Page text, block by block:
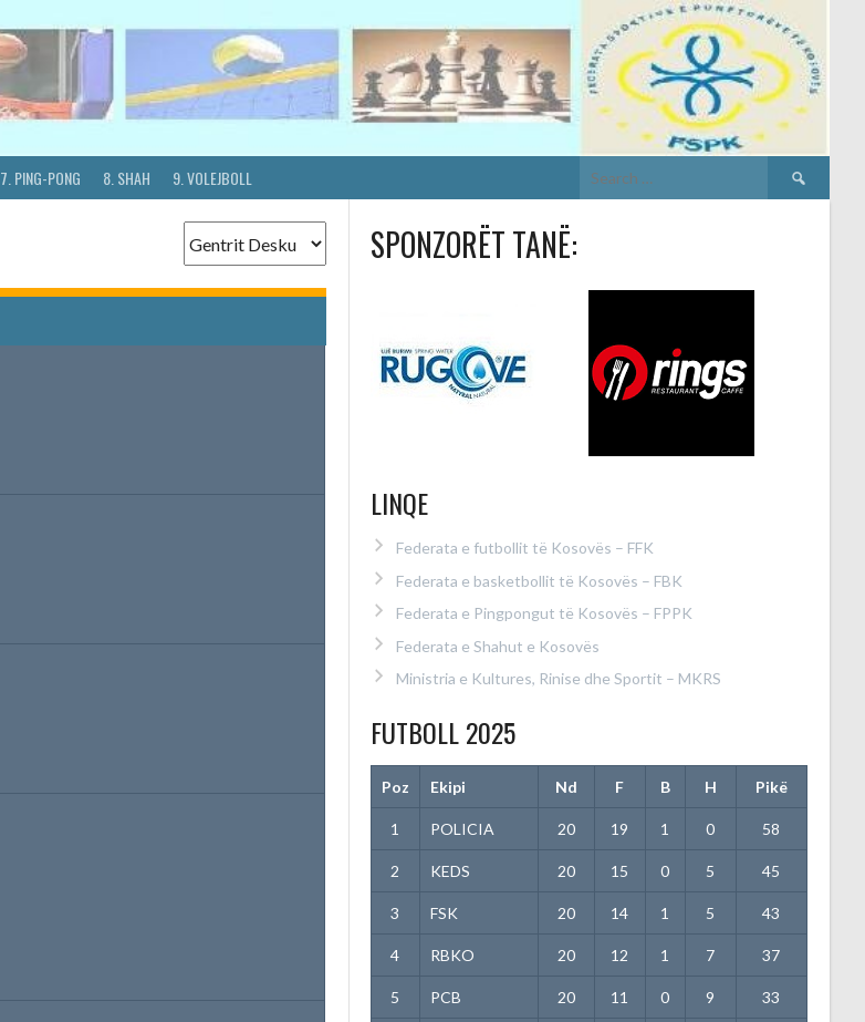
7. PING-PONG 8. SHAH 9. VOLEJBOLL
Search
for:
SPONZORËT TANË:
LINQE
Federata e futbollit të Kosovës – FFK
Federata e basketbollit të Kosovës – FBK
Federata e Pingpongut të Kosovës – FPPK
Federata e Shahut e Kosovës
Ministria e Kultures, Rinise dhe Sportit – MKRS
FUTBOLL 2025
Poz Ekipi Nd F B H Pikë
1 POLICIA 20 19 1 0 58
2 KEDS 20 15 0 5 45
3 FSK 20 14 1 5 43
4 RBKO 20 12 1 7 37
5 PCB 20 11 0 9 33